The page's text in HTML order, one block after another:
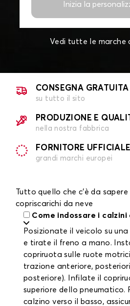
Inizia la
Vedi tutte le marche
CONSEGNA
su tutto il sito
PRODUZIONE E
nella nostra fabbrica
FORNITORE
grandi marchi europei
Tutto quello che c'è da sapere
copriscarichi da neve
Come indossare i calzini
Posizionate il veicolo su
e tirate il freno a mano.
copriruota sulle ruote
trazione anteriore,
posteriore). Infilate il
superiore dello pneumatico.
calzino verso il basso,